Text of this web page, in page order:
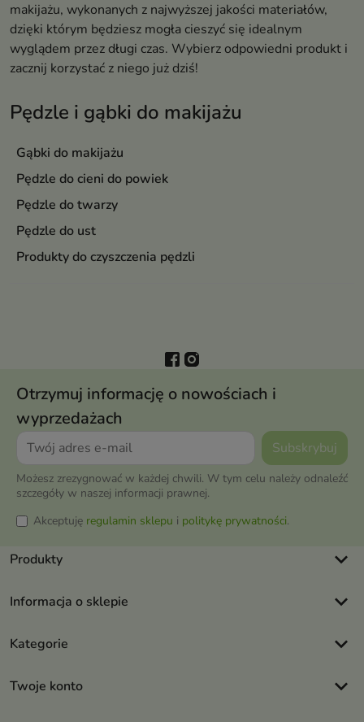
Pędzle i gąbki do makijażu
Gąbki do makijażu
Pędzle do cieni do powiek
Pędzle do twarzy
Pędzle do ust
Produkty do czyszczenia pędzli
makijażu, wykonanych z najwyższej jakości materiałów,
dzięki którym będziesz mogła cieszyć się idealnym
wyglądem przez długi czas. Wybierz odpowiedni produkt i
zacznij korzystać z niego już dziś!
Otrzymuj informację o nowościach i
wyprzedażach
Możesz zrezygnować w każdej chwili. W tym celu należy odnaleźć
szczegóły w naszej informacji prawnej.
Akceptuję regulamin sklepu i politykę prywatności.
Produkty keyboard_arrow_down
Informacja o sklepie keyboard_arrow_down
Kategorie keyboard_arrow_down
Twoje konto keyboard_arrow_down